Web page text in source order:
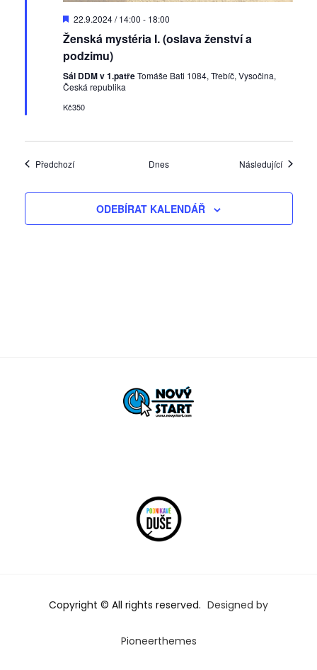
D
p
o
r
u
č
n
22.9.2024 / 14:00 - 18:00
Ženská mystéria I. (oslava ženství a
podzimu)
Sál DDM v 1.patřeTomáše Bati 1084, Třebíč, Vysočina,
Česká republika
Kč350
PředchozíAkce Dnes NásledujícíAkce
ODEBÍRAT KALENDÁŘ
Copyright © All rights reserved. Designed by
Pioneerthemes